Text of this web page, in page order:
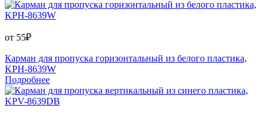
от 55₽
Карман для пропуска горизонтальный из белого пластика,
KPH-8639W
Подробнее